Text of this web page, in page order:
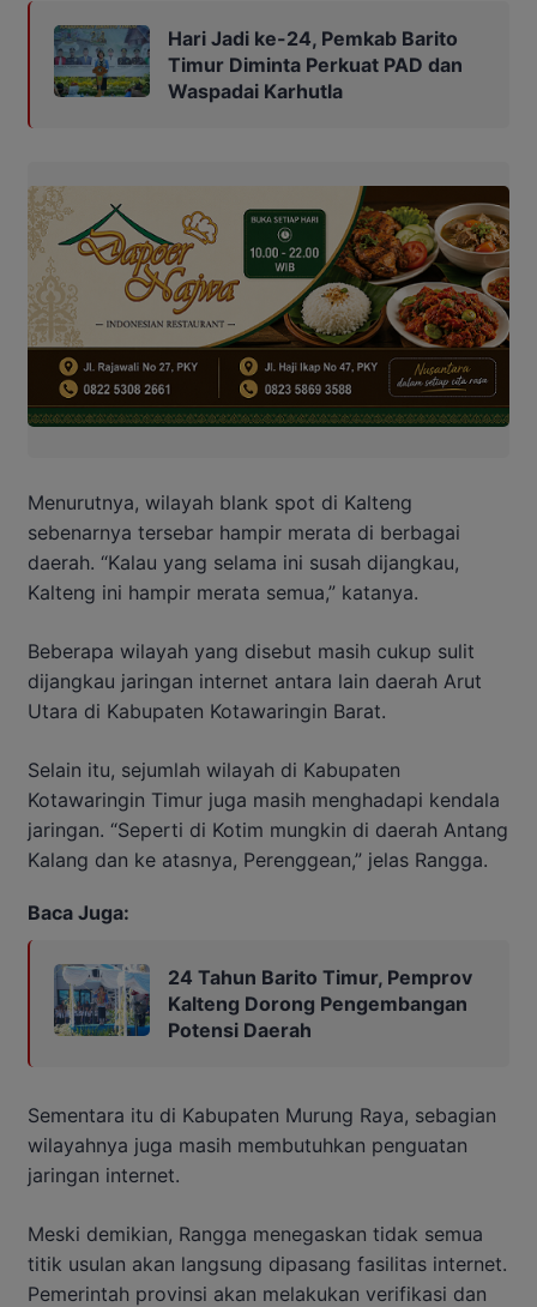
Hari Jadi ke-24, Pemkab Barito
Timur Diminta Perkuat PAD dan
Waspadai Karhutla
Menurutnya, wilayah blank spot di Kalteng
sebenarnya tersebar hampir merata di berbagai
daerah. “Kalau yang selama ini susah dijangkau,
Kalteng ini hampir merata semua,” katanya.
Beberapa wilayah yang disebut masih cukup sulit
dijangkau jaringan internet antara lain daerah Arut
Utara di Kabupaten Kotawaringin Barat.
Selain itu, sejumlah wilayah di Kabupaten
Kotawaringin Timur juga masih menghadapi kendala
jaringan. “Seperti di Kotim mungkin di daerah Antang
Kalang dan ke atasnya, Perenggean,” jelas Rangga.
Baca Juga:
24 Tahun Barito Timur, Pemprov
Kalteng Dorong Pengembangan
Potensi Daerah
Sementara itu di Kabupaten Murung Raya, sebagian
wilayahnya juga masih membutuhkan penguatan
jaringan internet.
Meski demikian, Rangga menegaskan tidak semua
titik usulan akan langsung dipasang fasilitas internet.
Pemerintah provinsi akan melakukan verifikasi dan